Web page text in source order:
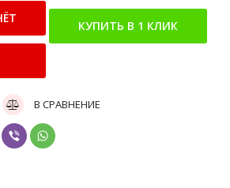
В СРАВНЕНИЕ